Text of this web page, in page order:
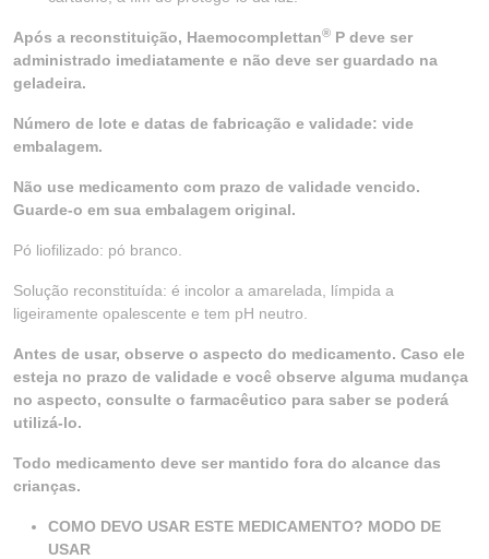
Após a reconstituição, Haemocomplettan® P deve ser
administrado imediatamente e não deve ser guardado na
geladeira.
Número de lote e datas de fabricação e validade: vide
embalagem.
Não use medicamento com prazo de validade vencido.
Guarde-o em sua embalagem original.
Pó liofilizado: pó branco.
Solução reconstituída: é incolor a amarelada, límpida a
ligeiramente opalescente e tem pH neutro.
Antes de usar, observe o aspecto do medicamento. Caso ele
esteja no prazo de validade e você observe alguma mudança
no aspecto, consulte o farmacêutico para saber se poderá
utilizá-lo.
Todo medicamento deve ser mantido fora do alcance das
crianças.
COMO DEVO USAR ESTE MEDICAMENTO? MODO DE
USAR